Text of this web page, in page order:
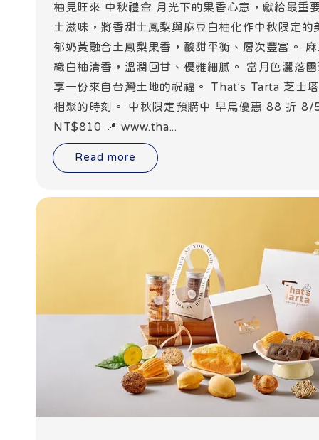
柚見旺來 中秋禮盒 月光下的果香心意，獻給最重
土滋味，將香甜土鳳梨與麻豆白柚化作中秋限定
郁奶黃融合土鳳梨果香，酸甜平衡、層次豐富。
織白柚清香，溫潤回甘、優雅細膩。 當月色灑落
享一份來自台灣土地的祝福。 That’s Tarta 芝士
相聚的時刻。 中秋限定預購中 早鳥優惠 88 折
NT$810 📍 www.tha...
Read more